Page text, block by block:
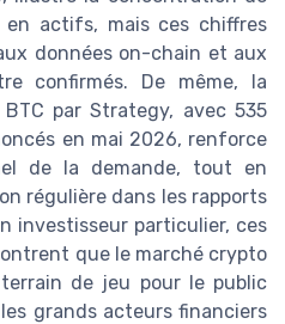
en actifs, mais ces chiffres
données on-chain et aux
confirmés. De même, la
par Strategy, avec 535
en mai 2026, renforce
de la demande, tout en
régulière dans les rapports
investisseur particulier, ces
que le marché crypto
de jeu pour le public
grands acteurs financiers